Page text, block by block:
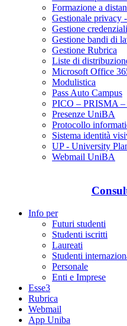
Formazione a
Gestionale privacy
Gestione
Gestione bandi di
Gestione Rubrica
Liste di
Microsoft Office
Modulistica
Pass Auto Campus
PICO – PRISMA
Presenze UniBA
Protocollo
Sistema identità
UP - University
Webmail UniBA
Info per
Futuri studenti
Studenti iscritti
Laureati
Studenti
Personale
Enti e Imprese
Esse3
Rubrica
Webmail
App Uniba